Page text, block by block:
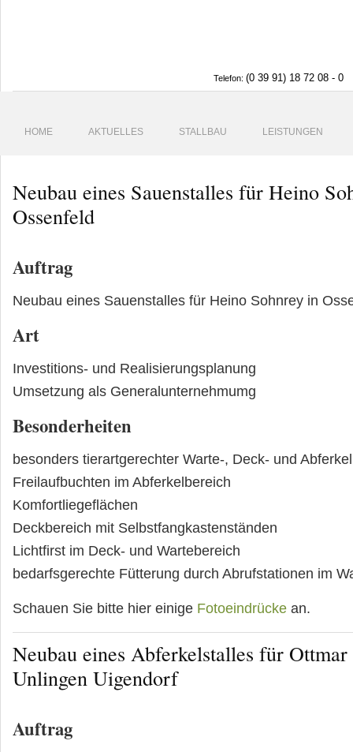
Telefon: (0 39 91) 18 72 08 - 0
HOME AKTUELLES STALLBAU LEISTUNGEN
Neubau eines Sauenstalles für Heino
Ossenfeld
Auftrag
Neubau eines Sauenstalles für Heino Sohnrey in
Art
Investitions- und Realisierungsplanung
Umsetzung als Generalunternehmumg
Besonderheiten
besonders tierartgerechter Warte-, Deck- und
Freilaufbuchten im Abferkelbereich
Komfortliegeflächen
Deckbereich mit Selbstfangkastenständen
Lichtfirst im Deck- und Wartebereich
bedarfsgerechte Fütterung durch Abrufstationen im
Schauen Sie bitte hier einige Fotoeindrücke an.
Neubau eines Abferkelstalles für
Unlingen Uigendorf
Auftrag